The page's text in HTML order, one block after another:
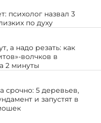
психолог назвал 3
по духу
а надо резать: как
волчков в
2 минуты
срочно: 5 деревьев,
и запустят в